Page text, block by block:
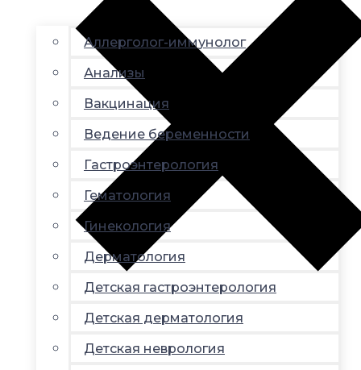
Аллерголог-иммунолог
Анализы
Вакцинация
Ведение беременности
Гастроэнтерология
Гематология
Гинекология
Дерматология
Детская гастроэнтерология
Детская дерматология
Детская неврология